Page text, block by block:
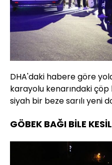
DHA'daki habere göre
karayolu kenarındaki çöp
siyah bir beze sarılı yeni
GÖBEK BAĞI BİLE